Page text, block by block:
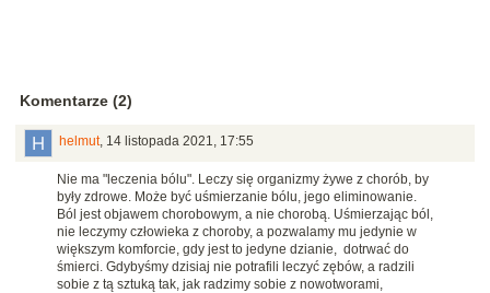
Komentarze (2)
helmut, 14 listopada 2021, 17:55
Nie ma "leczenia bólu". Leczy się organizmy żywe z chorób, by
były zdrowe. Może być uśmierzanie bólu, jego eliminowanie.
Ból jest objawem chorobowym, a nie chorobą. Uśmierzając ból,
nie leczymy człowieka z choroby, a pozwalamy mu jedynie w
większym komforcie, gdy jest to jedyne dzianie, dotrwać do
śmierci. Gdybyśmy dzisiaj nie potrafili leczyć zębów, a radzili
sobie z tą sztuką tak, jak radzimy sobie z nowotworami,